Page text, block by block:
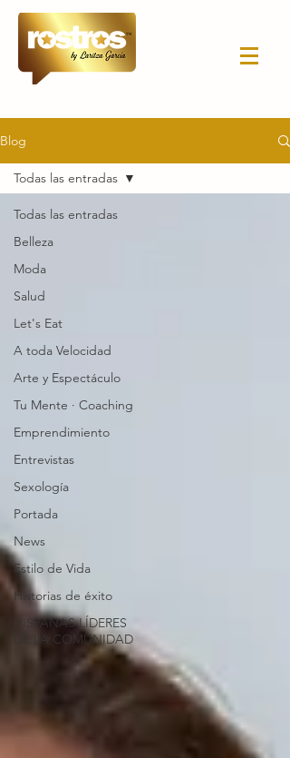
Blog
Todas las entradas
Belleza
Moda
Salud
Let's Eat
A toda Velocidad
Arte y Espectáculo
Tu Mente · Coaching
Emprendimiento
Entrevistas
Sexología
Portada
News
Estilo de Vida
Historias de éxito
HISPANAS LÍDERES
DE LA COMUNIDAD
Todas las entradas